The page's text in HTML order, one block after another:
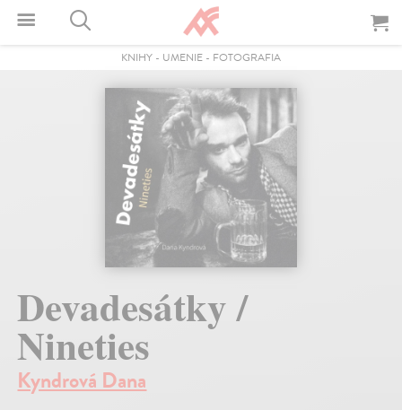
KNIHY - UMENIE - FOTOGRAFIA
Devadesátky /
Nineties
Kyndrová Dana